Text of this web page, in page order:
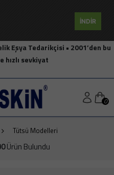
İNDİR
Eşya Tedarikçisi • 2001’den bu
sevkiyat
0
Tütsü Modelleri
Ürün Bulundu